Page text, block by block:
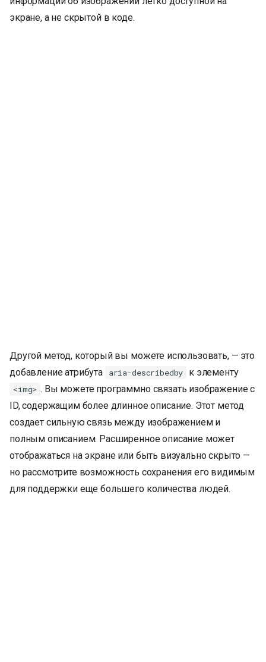
экране, а не скрытой в коде.
Другой метод, который вы можете использовать, — это
добавление атрибута
aria-describedby к элементу
<img> . Вы можете программно связать изображение с
ID, содержащим более длинное описание. Этот метод
создает сильную связь между изображением и
полным описанием. Расширенное описание может
отображаться на экране или быть визуально скрыто —
но рассмотрите возможность сохранения его видимым
для поддержки еще большего количества людей.